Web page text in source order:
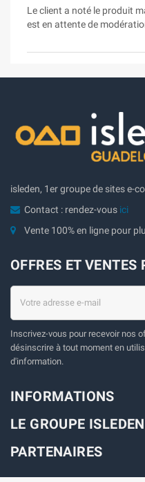
Le client a noté le produit
est en attente de
isleden, 1er groupe de sites e-
Contact : rendez-vous ici
Vente 100% en ligne pour
OFFRES ET VENTES
Inscrivez-vous pour recevoir nos
désinscrire à tout moment en
d'information.
INFORMATIONS
LE GROUPE ISLEDEN
PARTENAIRES